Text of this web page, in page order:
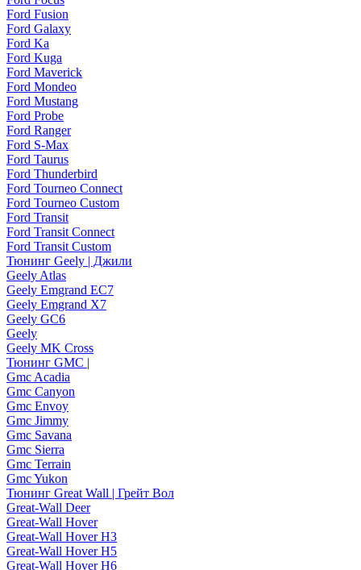
Ford Fusion
Ford Galaxy
Ford Ka
Ford Kuga
Ford Maverick
Ford Mondeo
Ford Mustang
Ford Probe
Ford Ranger
Ford S-Max
Ford Taurus
Ford Thunderbird
Ford Tourneo Connect
Ford Tourneo Custom
Ford Transit
Ford Transit Connect
Ford Transit Custom
Тюнинг Geely | Джили
Geely Atlas
Geely Emgrand EC7
Geely Emgrand X7
Geely GC6
Geely
Geely MK Cross
Тюнинг GMC |
Gmc Acadia
Gmc Canyon
Gmc Envoy
Gmc Jimmy
Gmc Savana
Gmc Sierra
Gmc Terrain
Gmc Yukon
Тюнинг Great Wall | Грейт Вол
Great-Wall Deer
Great-Wall Hover
Great-Wall Hover H3
Great-Wall Hover H5
Great-Wall Hover H6